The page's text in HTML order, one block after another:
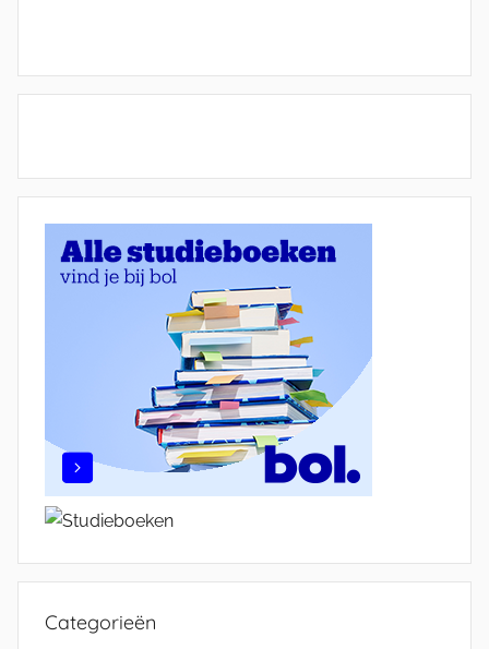
Categorieën